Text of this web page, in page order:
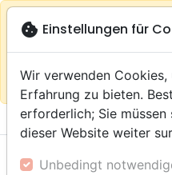
Auf der
warningGemäß
Ihrem
Einkauf im ShopDas
menu
cookie Einstellungen für
Wir verwenden
Erfahrung zu bieten.
erforderlich; Sie
dieser Website weiter
Unbedingt